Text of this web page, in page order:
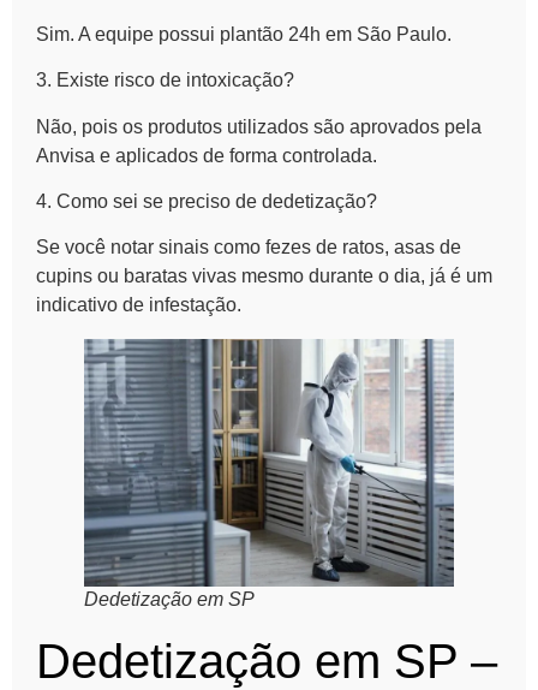
Sim. A equipe possui plantão 24h em São Paulo.
3. Existe risco de intoxicação?
Não, pois os produtos utilizados são aprovados pela
Anvisa e aplicados de forma controlada.
4. Como sei se preciso de dedetização?
Se você notar sinais como fezes de ratos, asas de
cupins ou baratas vivas mesmo durante o dia, já é um
indicativo de infestação.
Dedetização em SP
Dedetização em SP –